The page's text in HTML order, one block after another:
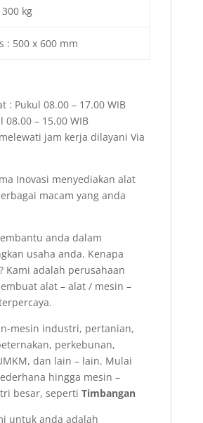
kg
: 500 x 600 mm
: Pukul 08.00 – 17.00 WIB
08.00 – 15.00 WIB
jam kerja dilayani Via
Inovasi menyediakan alat
macam yang anda
anda dalam
usaha anda. Kenapa
Kami adalah perusahaan
alat – alat / mesin –
mesin industri, pertanian,
perkebunan,
dan lain – lain. Mulai
hingga mesin –
besar, seperti Timbangan
untuk anda adalah